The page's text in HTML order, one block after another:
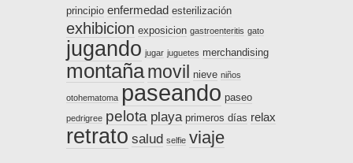
principio enfermedad esterilización
exhibicion exposicion gastroenteritis gato
jugando jugar juguetes merchandising
montañamovil nieve niños
otohematoma paseando paseo
pedrigree pelota playa primeros días relax
retrato salud selfie viaje